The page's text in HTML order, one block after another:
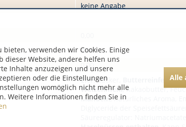
keine Angabe
0,00
0,00
Eier, Zucker, Butterreinfett,
Weizenmehl, Kakaobutter,
Mandeln, natürliches Aroma,
verwenden wir Cookies. Einige
dieser Website, andere helfen uns
Inhalte anzuzeigen und unsere
oder die Einstellungen
womöglich nicht mehr alle
Weitere Informationen finden Sie in
Alle